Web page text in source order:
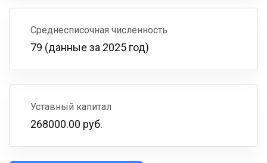
Среднесписочная численность
79 (данные за 2025 год)
Уставный капитал
268000.00 руб.